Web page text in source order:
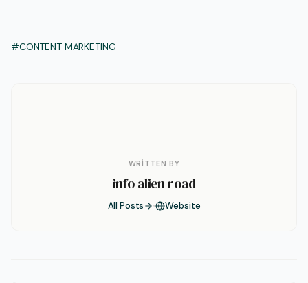
#CONTENT MARKETING
WRITTEN BY
info alien road
All Posts Website